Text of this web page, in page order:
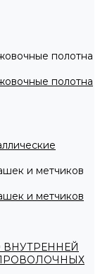
полотна
полотна
и метчиков
и метчиков